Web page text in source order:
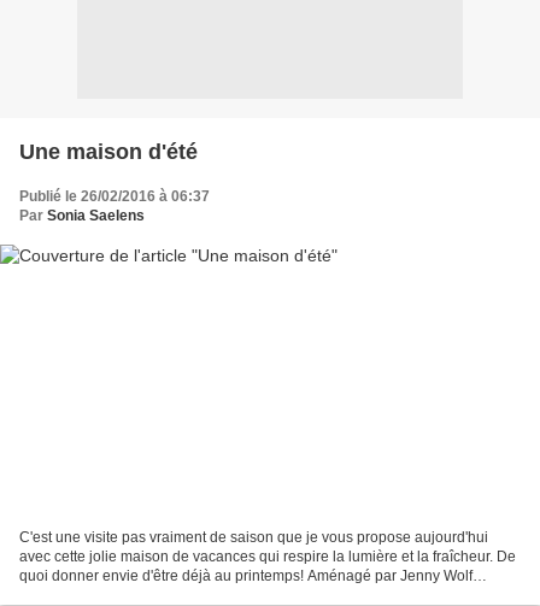
Une maison d'été
Publié le 26/02/2016 à 06:37
Par Sonia Saelens
C'est une visite pas vraiment de saison que je vous propose aujourd'hui
avec cette jolie maison de vacances qui respire la lumière et la fraîcheur. De
quoi donner envie d'être déjà au printemps! Aménagé par Jenny Wolf